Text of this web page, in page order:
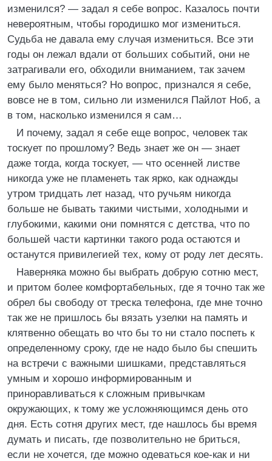
изменился? — задал я себе вопрос. Казалось почти
невероятным, чтобы городишко мог измениться.
Судьба не давала ему случая измениться. Все эти
годы он лежал вдали от больших событий, они не
затрагивали его, обходили вниманием, так зачем
ему было меняться? Но вопрос, признался я себе,
вовсе не в том, сильно ли изменился Пайлот Ноб, а
в том, насколько изменился я сам…
И почему, задал я себе еще вопрос, человек так
тоскует по прошлому? Ведь знает же он — знает
даже тогда, когда тоскует, — что осенней листве
никогда уже не пламенеть так ярко, как однажды
утром тридцать лет назад, что ручьям никогда
больше не бывать такими чистыми, холодными и
глубокими, какими они помнятся с детства, что по
большей части картинки такого рода остаются и
останутся привилегией тех, кому от роду лет десять.
Наверняка можно бы выбрать добрую сотню мест,
и притом более комфортабельных, где я точно так же
обрел бы свободу от треска телефона, где мне точно
так же не пришлось бы вязать узелки на память и
клятвенно обещать во что бы то ни стало поспеть к
определенному сроку, где не надо было бы спешить
на встречи с важными шишками, представляться
умным и хорошо информированным и
приноравливаться к сложным привычкам
окружающих, к тому же усложняющимся день ото
дня. Есть сотня других мест, где нашлось бы время
думать и писать, где позволительно не бриться,
если не хочется, где можно одеваться кое-как и ни